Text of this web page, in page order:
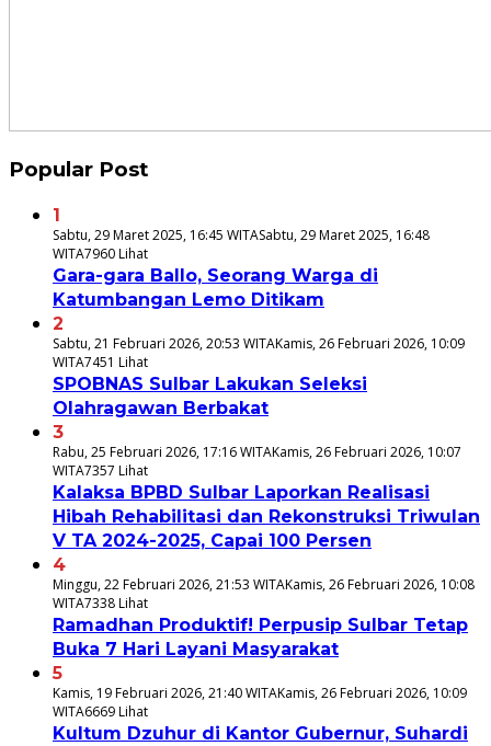
Popular Post
1
Sabtu, 29 Maret 2025, 16:45 WITASabtu, 29 Maret 2025, 16:48
WITA7960 Lihat
Gara-gara Ballo, Seorang Warga di
Katumbangan Lemo Ditikam
2
Sabtu, 21 Februari 2026, 20:53 WITAKamis, 26 Februari 2026, 10:09
WITA7451 Lihat
SPOBNAS Sulbar Lakukan Seleksi
Olahragawan Berbakat
3
Rabu, 25 Februari 2026, 17:16 WITAKamis, 26 Februari 2026, 10:07
WITA7357 Lihat
Kalaksa BPBD Sulbar Laporkan Realisasi
Hibah Rehabilitasi dan Rekonstruksi Triwulan
V TA 2024-2025, Capai 100 Persen
4
Minggu, 22 Februari 2026, 21:53 WITAKamis, 26 Februari 2026, 10:08
WITA7338 Lihat
Ramadhan Produktif! Perpusip Sulbar Tetap
Buka 7 Hari Layani Masyarakat
5
Kamis, 19 Februari 2026, 21:40 WITAKamis, 26 Februari 2026, 10:09
WITA6669 Lihat
Kultum Dzuhur di Kantor Gubernur, Suhardi